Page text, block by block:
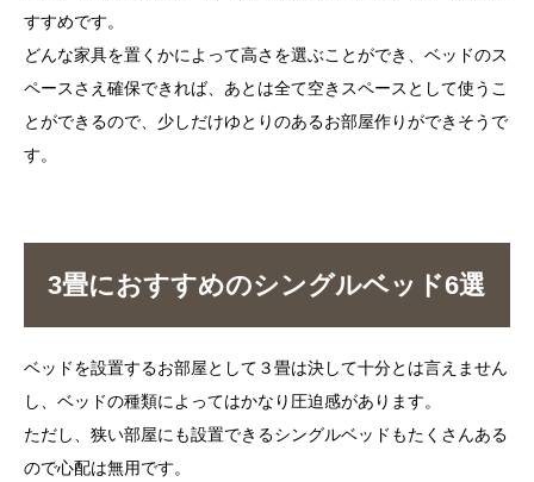
すすめです。
どんな家具を置くかによって高さを選ぶことができ、ベッドのス
ペースさえ確保できれば、あとは全て空きスペースとして使うこ
とができるので、少しだけゆとりのあるお部屋作りができそうで
す。
3畳におすすめのシングルベッド6選
ベッドを設置するお部屋として３畳は決して十分とは言えません
し、ベッドの種類によってはかなり圧迫感があります。
ただし、狭い部屋にも設置できるシングルベッドもたくさんある
ので心配は無用です。